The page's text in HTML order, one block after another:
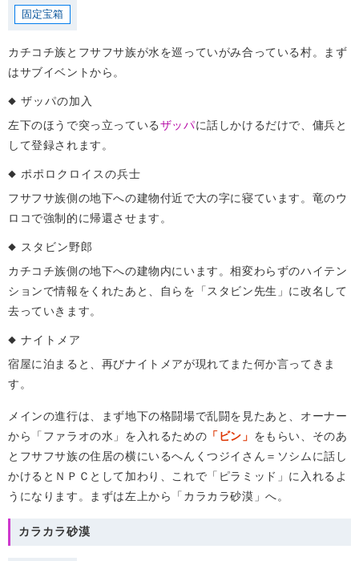
固定宝箱
カチコチ族とフサフサ族が水を巡っていがみ合っている村。まず
はサブイベントから。
ザッパの加入
左下のほうで突っ立っているザッパに話しかけるだけで、傭兵と
して登録されます。
ポポロクロイスの兵士
フサフサ族側の地下への建物付近で大の字に寝ています。竜のウ
ロコで強制的に帰還させます。
スタビン野郎
カチコチ族側の地下への建物内にいます。相変わらずのハイテン
ションで情報をくれたあと、自らを「スタビン先生」に改名して
去っていきます。
ナイトメア
宿屋に泊まると、再びナイトメアが現れてまた何か言ってきま
す。
メインの進行は、まず地下の格闘場で乱闘を見たあと、オーナー
から「ファラオの水」を入れるための 「ビン」 をもらい、そのあ
とフサフサ族の住居の横にいるへんくつジイさん＝ソシムに話し
かけるとＮＰＣとして加わり、これで「ピラミッド」に入れるよ
うになります。まずは左上から「カラカラ砂漠」へ。
カラカラ砂漠